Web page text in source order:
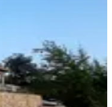
13.07.2026